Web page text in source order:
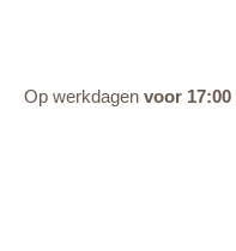
Op werkdagen voor 17:00